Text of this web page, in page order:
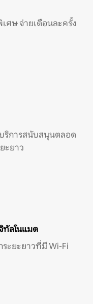
ศษ จ่ายเดือนละครั้ง
ริการสนับสนุนตลอด
ะยาว
ทัลโนแมด
ะยะยาวที่มี Wi-Fi